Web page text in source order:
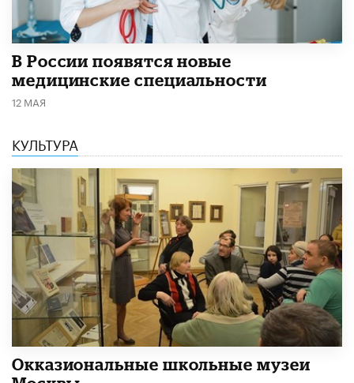
В России появятся новые
медицинские специальности
12 МАЯ
КУЛЬТУРА
​Окказиональные школьные музеи